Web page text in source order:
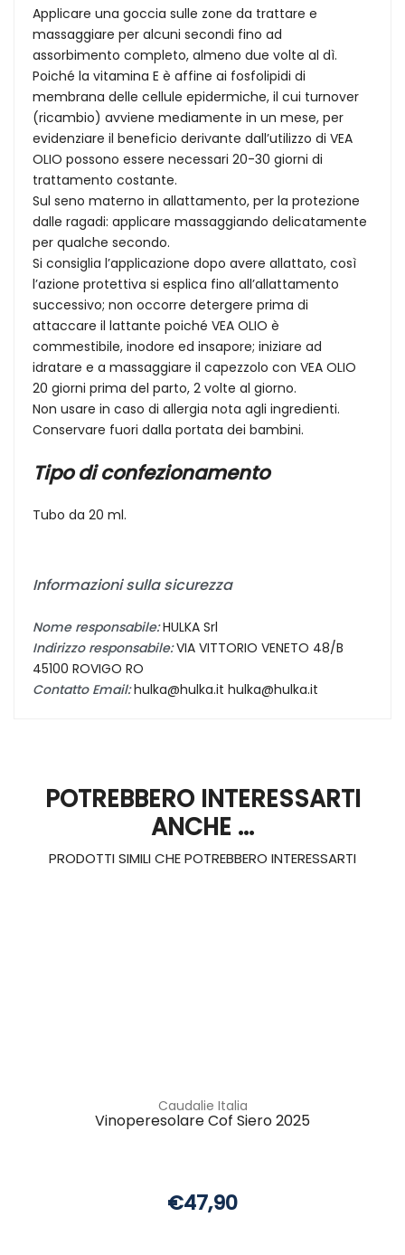
Applicare una goccia sulle zone da trattare e
massaggiare per alcuni secondi fino ad
assorbimento completo, almeno due volte al dì.
Poiché la vitamina E è affine ai fosfolipidi di
membrana delle cellule epidermiche, il cui turnover
(ricambio) avviene mediamente in un mese, per
evidenziare il beneficio derivante dall’utilizzo di VEA
OLIO possono essere necessari 20-30 giorni di
trattamento costante.
Sul seno materno in allattamento, per la protezione
dalle ragadi: applicare massaggiando delicatamente
per qualche secondo.
Si consiglia l’applicazione dopo avere allattato, così
l’azione protettiva si esplica fino all’allattamento
successivo; non occorre detergere prima di
attaccare il lattante poiché VEA OLIO è
commestibile, inodore ed insapore; iniziare ad
idratare e a massaggiare il capezzolo con VEA OLIO
20 giorni prima del parto, 2 volte al giorno.
Non usare in caso di allergia nota agli ingredienti.
Conservare fuori dalla portata dei bambini.
Tipo di confezionamento
Tubo da 20 ml.
Informazioni sulla sicurezza
Nome responsabile:HULKA Srl
Indirizzo responsabile:VIA VITTORIO VENETO 48/B
45100 ROVIGO RO
Contatto Email:hulka@hulka.it hulka@hulka.it
POTREBBERO INTERESSARTI
ANCHE ...
PRODOTTI SIMILI CHE POTREBBERO INTERESSARTI
Caudalie Italia
Vinoperesolare Cof Siero 2025
€47,90